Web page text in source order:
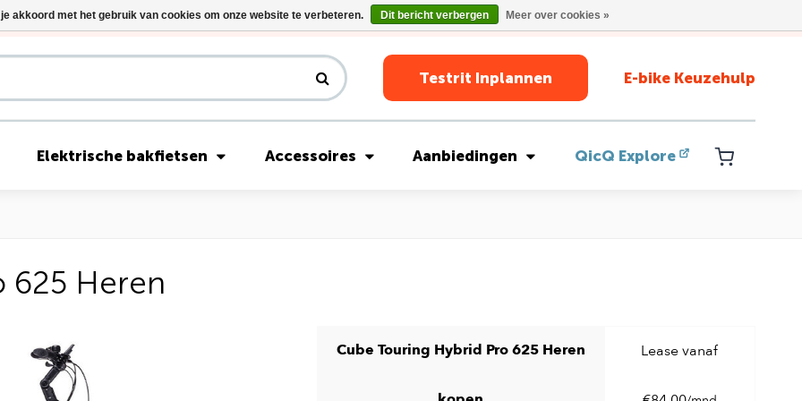
Riese & Müller Nevo5 Silent Core nu direct uit voorraad leverbaar!
Testrit Inplannen E-bike Keuzehulp
Elektrische bakfietsen Accessoires Aanbiedingen QicQ Explore
625 Heren
Cube Touring Hybrid Pro 625 Heren Lease vanaf
akkoord met het gebruik van cookies om onze website te verbeteren. Dit bericht verbergen Meer over cookies »